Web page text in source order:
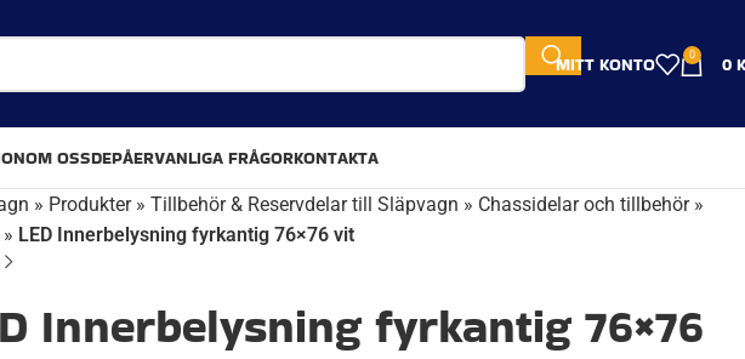
MITT KONTO 0 0
OM OSSDEPÅERVANLIGA FRÅGORKONTAKTA
» Produkter» Tillbehör & Reservdelar till Släpvagn » Chassidelar och tillbehör»
» LED Innerbelysning fyrkantig 76×76 vit
Innerbelysning fyrkantig 76×76